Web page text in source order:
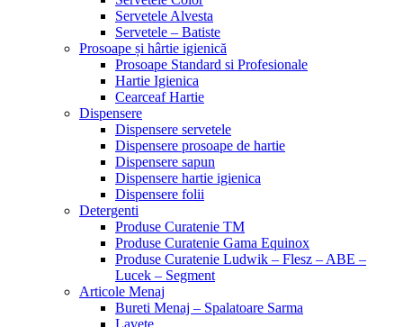
Servetele Alvesta
Servetele – Batiste
Prosoape și hârtie igienică
Prosoape Standard si Profesionale
Hartie Igienica
Cearceaf Hartie
Dispensere
Dispensere servetele
Dispensere prosoape de hartie
Dispensere sapun
Dispensere hartie igienica
Dispensere folii
Detergenti
Produse Curatenie TM
Produse Curatenie Gama Equinox
Produse Curatenie Ludwik – Flesz – ABE –
Lucek – Segment
Articole Menaj
Bureti Menaj – Spalatoare Sarma
Lavete